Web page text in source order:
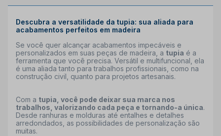
Descubra a versatilidade da tupia: sua aliada para
acabamentos perfeitos em madeira
Se você quer alcançar acabamentos impecáveis e
personalizados em suas peças de madeira, a tupia é a
ferramenta que você precisa. Versátil e multifuncional, ela
é uma aliada tanto para trabalhos profissionais, como na
construção civil, quanto para projetos artesanais.
Com a tupia, você pode deixar sua marca nos
trabalhos, valorizando cada peça e tornando-a única.
Desde ranhuras e molduras até entalhes e detalhes
arredondados, as possibilidades de personalização são
muitas.